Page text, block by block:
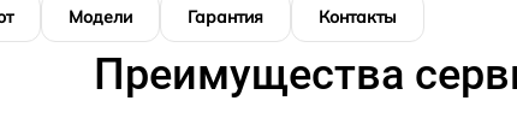
Модели Гарантия Контакты
Преимущества